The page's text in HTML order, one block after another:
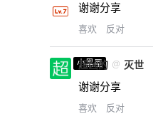
谢谢分享
喜欢 反对
小黑屋
超凶的 @ 灭世
谢谢分享
喜欢 反对